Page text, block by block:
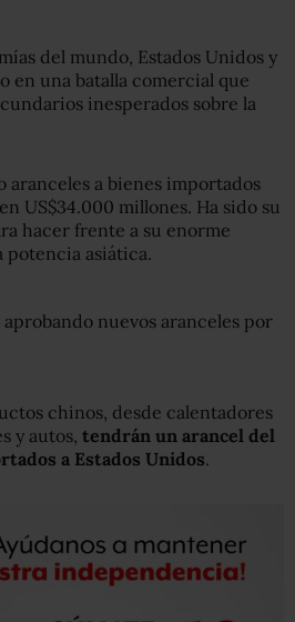
del mundo, Estados Unidos y
en una batalla comercial que
inesperados sobre la
aranceles a bienes importados
US$34.000 millones. Ha sido su
hacer frente a su enorme
asiática.
nuevos aranceles por
chinos, desde calentadores
y autos, tendrán un arancel del
a Estados Unidos.